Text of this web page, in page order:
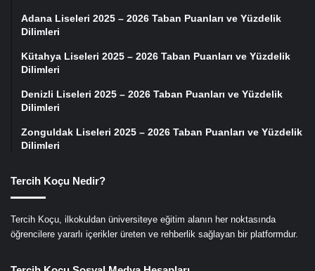
Adana Liseleri 2025 – 2026 Taban Puanları ve Yüzdelik
Dilimleri
Kütahya Liseleri 2025 – 2026 Taban Puanları ve Yüzdelik
Dilimleri
Denizli Liseleri 2025 – 2026 Taban Puanları ve Yüzdelik
Dilimleri
Zonguldak Liseleri 2025 – 2026 Taban Puanları ve Yüzdelik
Dilimleri
Tercih Koçu Nedir?
Tercih Koçu, ilkokuldan üniversiteye eğitim alanın her noktasında
öğrencilere yararlı içerikler üreten ve rehberlik sağlayan bir platformdur.